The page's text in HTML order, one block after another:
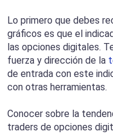
Lo primero que debes
gráficos es que el
las opciones digitales.
fuerza y dirección de la
de entrada con este
con otras herramientas.
Conocer sobre la
traders de opciones